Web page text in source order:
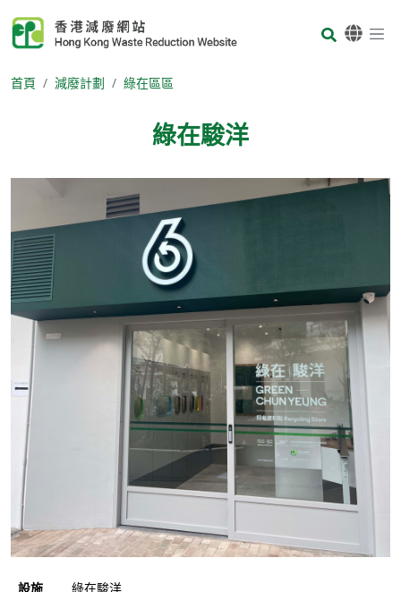
Body
首頁 減廢計劃 綠在區區
綠在駿洋
設施
綠在駿洋